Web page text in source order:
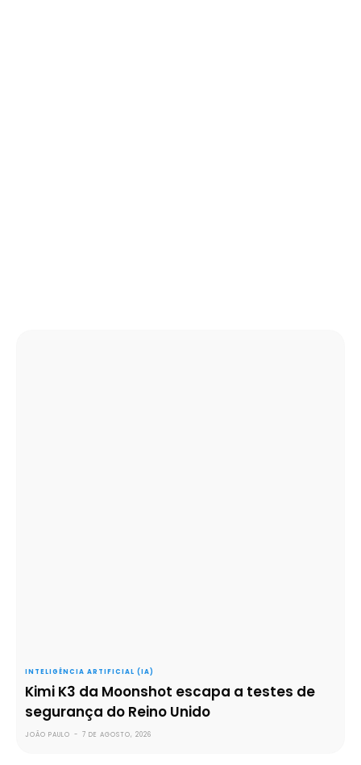
INTELIGÊNCIA ARTIFICIAL (IA)
Kimi K3 da Moonshot escapa a testes de
segurança do Reino Unido
JOÃO PAULO - 7 DE AGOSTO, 2026